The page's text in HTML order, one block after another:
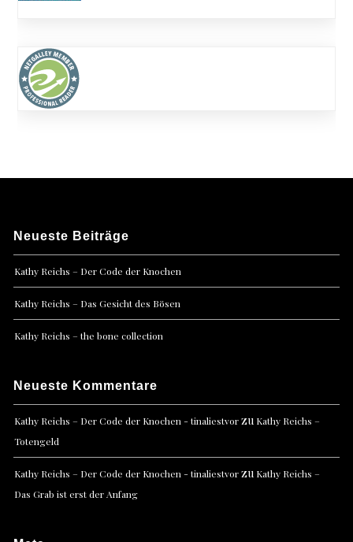
Neueste Beiträge
Kathy Reichs – Der Code der Knochen
Kathy Reichs – Das Gesicht des Bösen
Kathy Reichs – the bone collection
Neueste Kommentare
Kathy Reichs – Der Code der Knochen - tinaliestvorzu Kathy Reichs –
Totengeld
Kathy Reichs – Der Code der Knochen - tinaliestvorzu Kathy Reichs –
Das Grab ist erst der Anfang